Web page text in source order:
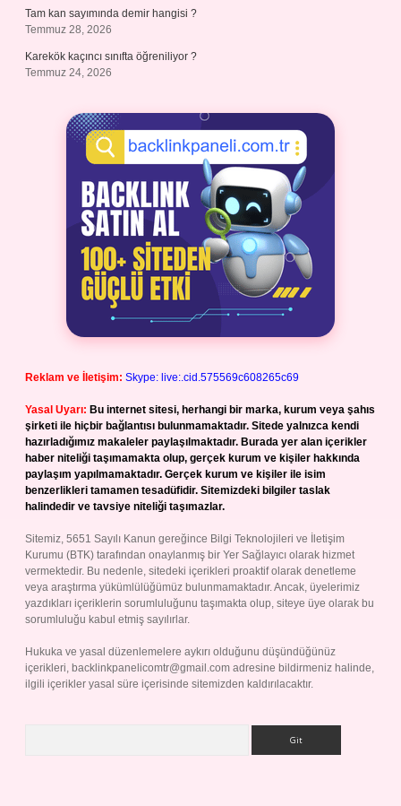
Tam kan sayımında demir hangisi ?
Temmuz 28, 2026
Karekök kaçıncı sınıfta öğreniliyor ?
Temmuz 24, 2026
Reklam ve İletişim: Skype: live:.cid.575569c608265c69
Yasal Uyarı: Bu internet sitesi, herhangi bir marka, kurum veya şahıs
şirketi ile hiçbir bağlantısı bulunmamaktadır. Sitede yalnızca kendi
hazırladığımız makaleler paylaşılmaktadır. Burada yer alan içerikler
haber niteliği taşımamakta olup, gerçek kurum ve kişiler hakkında
paylaşım yapılmamaktadır. Gerçek kurum ve kişiler ile isim
benzerlikleri tamamen tesadüfidir. Sitemizdeki bilgiler taslak
halindedir ve tavsiye niteliği taşımazlar.
Sitemiz, 5651 Sayılı Kanun gereğince Bilgi Teknolojileri ve İletişim
Kurumu (BTK) tarafından onaylanmış bir Yer Sağlayıcı olarak hizmet
vermektedir. Bu nedenle, sitedeki içerikleri proaktif olarak denetleme
veya araştırma yükümlülüğümüz bulunmamaktadır. Ancak, üyelerimiz
yazdıkları içeriklerin sorumluluğunu taşımakta olup, siteye üye olarak bu
sorumluluğu kabul etmiş sayılırlar.
Hukuka ve yasal düzenlemelere aykırı olduğunu düşündüğünüz
içerikleri, backlinkpanelicomtr@gmail.com adresine bildirmeniz halinde,
ilgili içerikler yasal süre içerisinde sitemizden kaldırılacaktır.